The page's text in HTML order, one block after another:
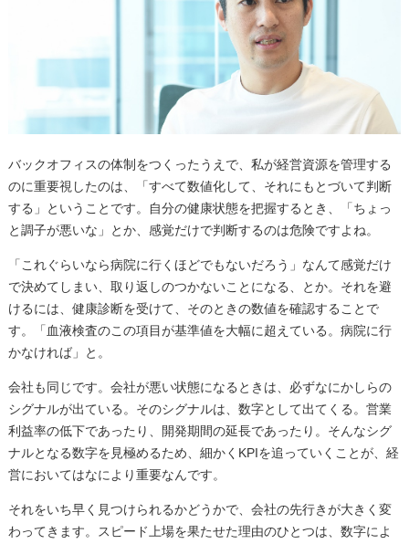
バックオフィスの体制をつくったうえで、私が経営資源を管理する
のに重要視したのは、「すべて数値化して、それにもとづいて判断
する」ということです。自分の健康状態を把握するとき、「ちょっ
と調子が悪いな」とか、感覚だけで判断するのは危険ですよね。
「これぐらいなら病院に行くほどでもないだろう」なんて感覚だけ
で決めてしまい、取り返しのつかないことになる、とか。それを避
けるには、健康診断を受けて、そのときの数値を確認することで
す。「血液検査のこの項目が基準値を大幅に超えている。病院に行
かなければ」と。
会社も同じです。会社が悪い状態になるときは、必ずなにかしらの
シグナルが出ている。そのシグナルは、数字として出てくる。営業
利益率の低下であったり、開発期間の延長であったり。そんなシグ
ナルとなる数字を見極めるため、細かくKPIを追っていくことが、経
営においてはなにより重要なんです。
それをいち早く見つけられるかどうかで、会社の先行きが大きく変
わってきます。スピード上場を果たせた理由のひとつは、数字によ